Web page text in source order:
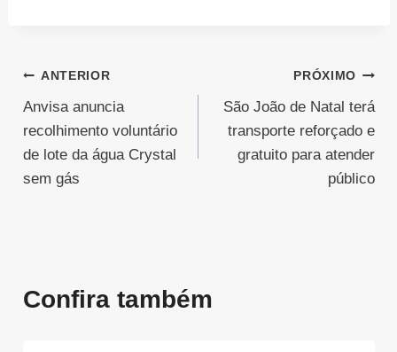
Navegação
de
Post
ANTERIOR
Anvisa anuncia
recolhimento voluntário
de lote da água Crystal
sem gás
PRÓXIMO
São João de Natal terá
transporte reforçado e
gratuito para atender
público
Confira também